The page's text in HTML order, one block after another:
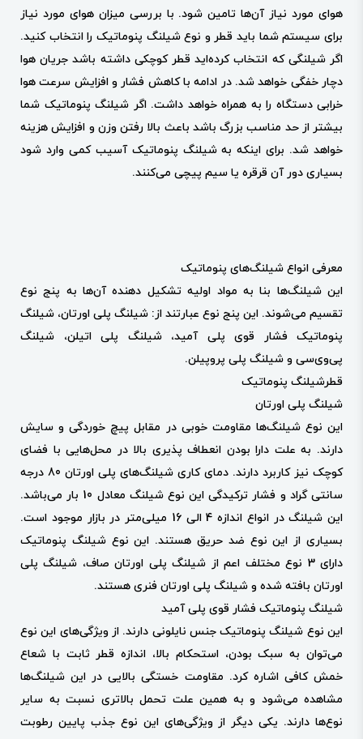
هوای مورد نیاز آن‌ها تامین شود. با بررسی میزان هوای مورد نیاز
برای سیستم شما باید قطر و نوع شیلنگ پنوماتیک را انتخاب کنید.
اگر شیلنگی که انتخاب کرده‌اید قطر کوچکی داشته باشد جریان هوا
دچار خفگی خواهد شد. در ادامه با کاهش فشار و افزایش سرعت هوا
خرابی دستگاه را به همراه خواهد داشت. اگر شیلنگ پنوماتیک شما
بیشتر از حد مناسب بزرگ باشد باعث بالا رفتن وزن و افزایش هزینه
خواهد شد. برای اینکه به شیلنگ پنوماتیک آسیب کمی وارد شود
بسیاری دور آن قرقره یا سیم پیچی می‌کنند.
معرفی انواع شیلنگ‌های پنوماتیک
این شیلنگ‌ها بنا به مواد اولیه تشکیل دهنده آن‌ها به پنج نوع
تقسیم می‌شوند. این پنج نوع عبارتند از: شیلنگ پلی اورتان، شیلنگ
پنوماتیک فشار قوی پلی آمید، شیلنگ پلی اتیلن، شیلنگ
پی‌وی‌سی و شیلنگ پلی پروپیلن.
قطرشیلنگ پنوماتیک
شیلنگ پلی اورتان
این نوع شیلنگ‌ها مقاومت خوبی در مقابل پیچ خوردگی و سایش
دارند. به علت دارا بودن انعطاف پذیری بالا در محل‌هایی با فضای
کوچک نیز کاربرد دارند. دمای کاری شیلنگ‌های پلی اورتان 80 درجه
سانتی گراد و فشار ترکیدگی این نوع شیلنگ معادل 10 بار می‌باشد.
این شیلنگ در انواع اندازه 4 الی 16 میلی‌متر در بازار موجود است.
بسیاری از این نوع ضد حریق هستند. این نوع شیلنگ پنوماتیک
دارای 3 نوع مختلف اعم از شیلنگ پلی اورتان صاف، شیلنگ پلی
اورتان بافته شده و شیلنگ پلی اورتان فنری هستند.
شیلنگ پنوماتیک فشار قوی پلی آمید
این نوع شیلنگ پنوماتیک جنس نایلونی دارند. از ویژگی‌های این نوع
می‌توان به سبک بودن، استحکام بالا، اندازه قطر ثابت با شعاع
خمش کافی اشاره کرد. مقاومت خستگی بالایی در این شیلنگ‌ها
مشاهده می‌شود و به همین علت تحمل بالاتری نسبت به سایر
نوع‌ها دارند. یکی دیگر از ویژگی‌های این نوع جذب پایین رطوبت